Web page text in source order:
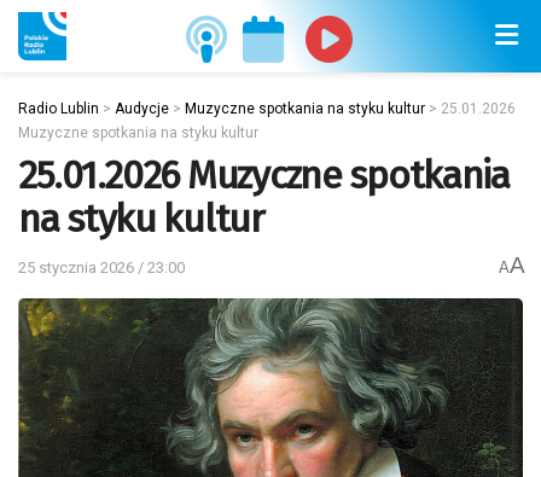
Radio Lublin > Audycje > Muzyczne spotkania na styku kultur > 25.01.2026
Muzyczne spotkania na styku kultur
25.01.2026 Muzyczne spotkania
na styku kultur
25 stycznia 2026 / 23:00 AA